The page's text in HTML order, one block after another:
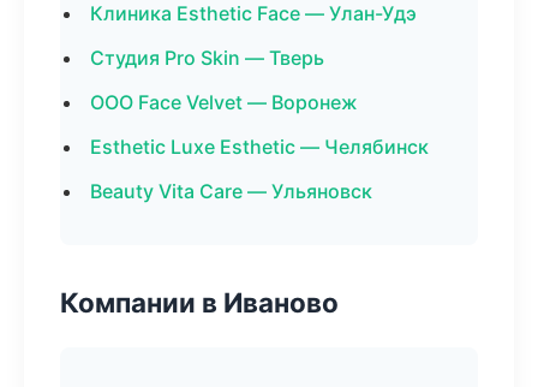
Клиника Esthetic Face — Улан-Удэ
Студия Pro Skin — Тверь
ООО Face Velvet — Воронеж
Esthetic Luxe Esthetic — Челябинск
Beauty Vita Care — Ульяновск
Компании в Иваново